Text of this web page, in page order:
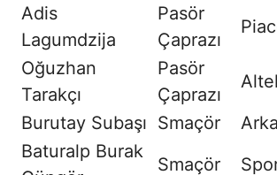
Adis
Lagumdzija
Pasör
Çaprazı
Oğuzhan
Tarakçı
Pasör
Çaprazı
Burutay Subaşı Smaçör
Baturalp Burak
Smaçör